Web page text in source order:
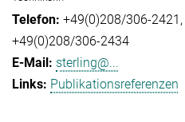
+49(0)208/306-2421
+49(0)208/306-2434
sterling@...
Publikationsreferenzen